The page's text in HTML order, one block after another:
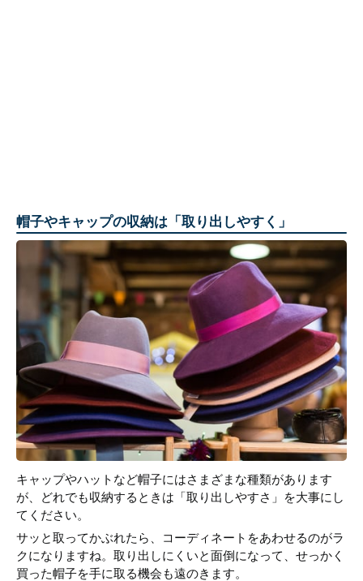
帽子やキャップの収納は「取り出しやすく」
キャップやハットなど帽子にはさまざまな種類があります
が、どれでも収納するときは「取り出しやすさ」を大事にし
てください。
サッと取ってかぶれたら、コーディネートをあわせるのがラ
クになりますね。取り出しにくいと面倒になって、せっかく
買った帽子を手に取る機会も遠のきます。